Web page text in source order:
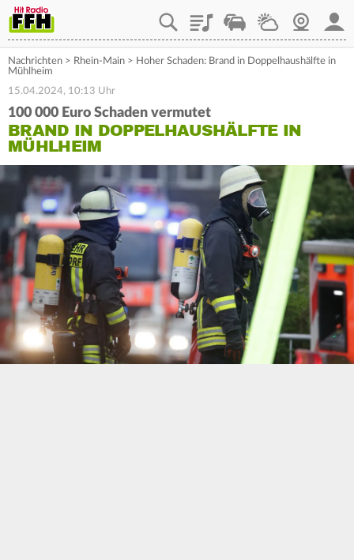
PlaylistStaupilotWetterWebcam
Nachrichten > Rhein-Main > Hoher Schaden: Brand in Doppelhaushälfte in
Mühlheim
15.04.2024, 10:13 Uhr
100 000 Euro Schaden vermutet
BRAND IN DOPPELHAUSHÄLFTE IN
MÜHLHEIM